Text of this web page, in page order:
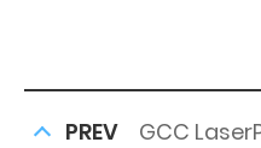
PREV
GCC